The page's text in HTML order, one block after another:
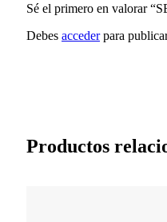
Sé el primero en valorar
Debes accederpara
Productos